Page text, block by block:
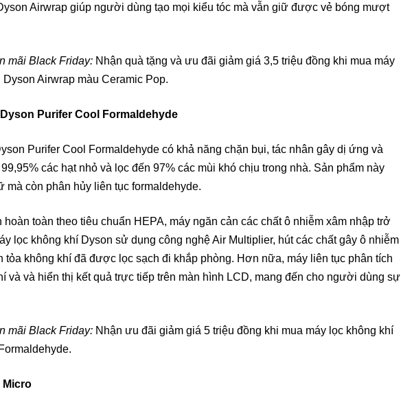
Airwrap giúp người dùng tạo mọi kiểu tóc mà vẫn giữ được vẻ bóng mượt
mãi Black Friday: Nhận quà tặng và ưu đãi giảm giá 3,5 triệu đồng khi mua máy
Airwrap màu Ceramic Pop.
Purifer Cool Formaldehyde
Purifer Cool Formaldehyde có khả năng chặn bụi, tác nhân gây dị ứng và
các hạt nhỏ và lọc đến 97% các mùi khó chịu trong nhà. Sản phẩm này
mà còn phân hủy liên tục formaldehyde.
toàn theo tiêu chuẩn HEPA, máy ngăn cản các chất ô nhiễm xâm nhập trở
lọc không khí Dyson sử dụng công nghệ Air Multiplier, hút các chất gây ô nhiễm
tỏa không khí đã được lọc sạch đi khắp phòng. Hơn nữa, máy liên tục phân tích
và và hiển thị kết quả trực tiếp trên màn hình LCD, mang đến cho người dùng sự
mãi Black Friday: Nhận ưu đãi giảm giá 5 triệu đồng khi mua máy lọc không khí
Micro